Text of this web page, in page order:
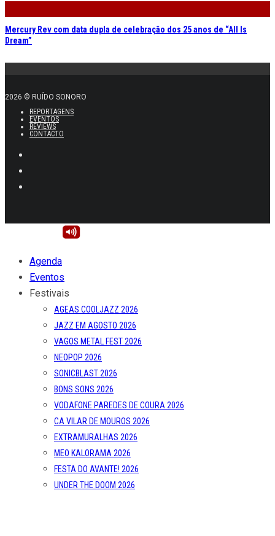
Mercury Rev com data dupla de celebração dos 25 anos de “All Is
Dream”
2026 © RUÍDO SONORO
REPORTAGENS
EVENTOS
REVIEWS
CONTACTO
Agenda
Eventos
Festivais
AGEAS COOLJAZZ 2026
JAZZ EM AGOSTO 2026
VAGOS METAL FEST 2026
NEOPOP 2026
SONICBLAST 2026
BONS SONS 2026
VODAFONE PAREDES DE COURA 2026
CA VILAR DE MOUROS 2026
EXTRAMURALHAS 2026
MEO KALORAMA 2026
FESTA DO AVANTE! 2026
UNDER THE DOOM 2026